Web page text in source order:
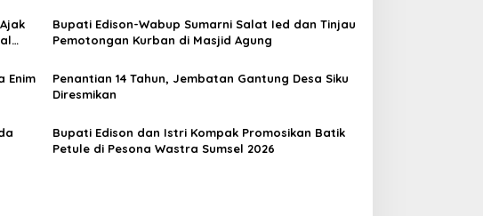
Bupati Edison-Wabup Sumarni Salat Ied dan Tinjau
Pemotongan Kurban di Masjid Agung
Enim
Penantian 14 Tahun, Jembatan Gantung Desa Siku
Diresmikan
Bupati Edison dan Istri Kompak Promosikan Batik
Petule di Pesona Wastra Sumsel 2026